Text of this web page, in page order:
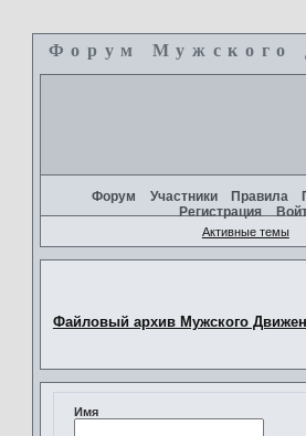
Форум Мужского
Форум Участники Правила
Регистрация
Активные темы
Файловый архив Мужского
Имя